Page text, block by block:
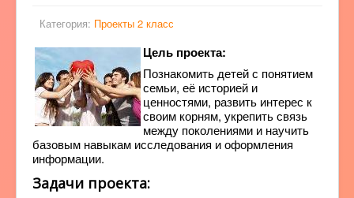
Категория: Проекты 2 класс
Цель проекта:
Познакомить детей с понятием
семьи, её историей и
ценностями, развить интерес к
своим корням, укрепить связь
между поколениями и научить
базовым навыкам исследования и оформления
информации.
Задачи проекта: